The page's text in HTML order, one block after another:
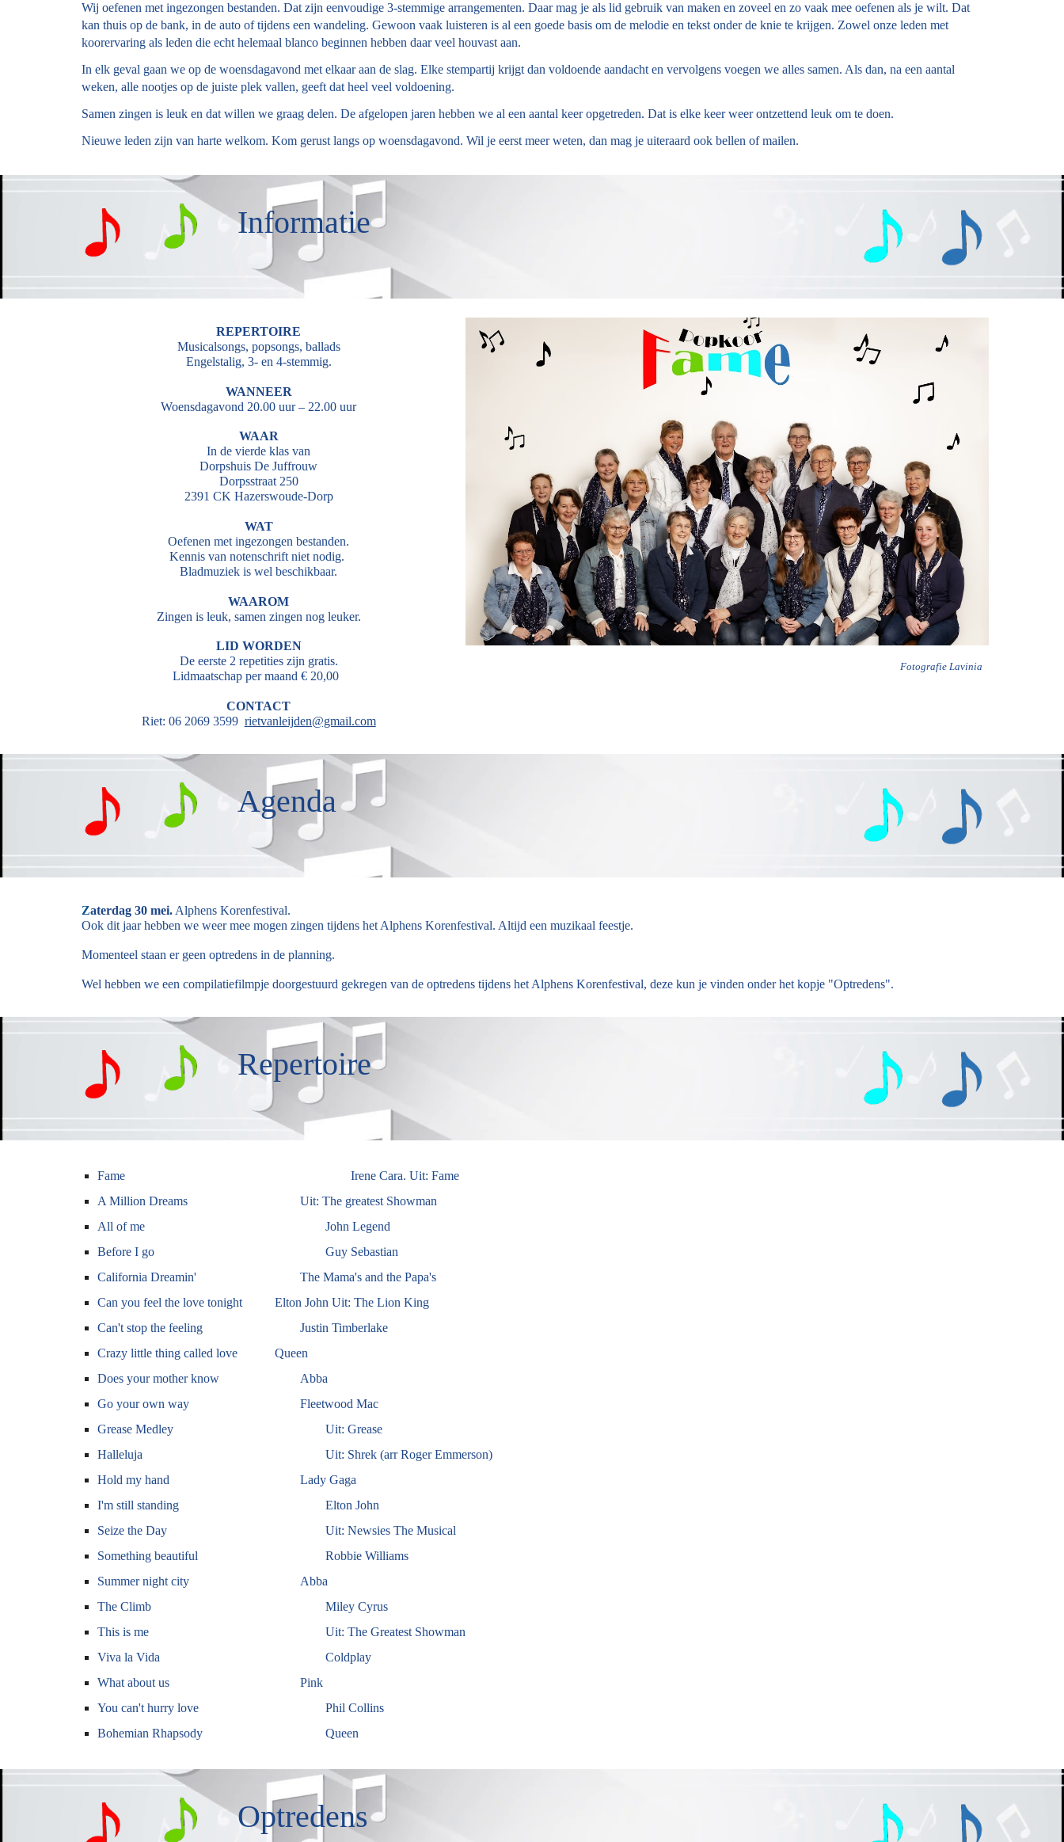
Wij oefenen met ingezongen bestanden. Dat zijn eenvoudige 3-stemmige arrangementen. Daar mag je als lid gebruik van maken en zoveel en zo vaak mee oefenen als je wilt. Dat
kan thuis op de bank, in de auto of tijdens een wandeling. Gewoon vaak luisteren is al een goede basis om de melodie en tekst onder de knie te krijgen. Zowel onze leden met
koorervaring als leden die echt helemaal blanco beginnen hebben daar veel houvast aan.
In elk geval gaan we op de woensdagavond met elkaar aan de slag. Elke stempartij krijgt dan voldoende aandacht en vervolgens voegen we alles samen. Als dan, na een aantal
weken, alle nootjes op de juiste plek vallen, geeft dat heel veel voldoening.
Samen zingen is leuk en dat willen we graag delen. De afgelopen jaren hebben we al een aantal keer opgetreden. Dat is elke keer weer ontzettend leuk om te doen.
Nieuwe leden zijn van harte welkom. Kom gerust langs op woensdagavond. Wil je eerst meer weten, dan mag je uiteraard ook bellen of mailen.
Informatie
REPERTOIRE
Musicalsongs, popsongs, ballads
Engelstalig, 3- en 4-stemmig.
WANNEER
Woensdagavond 20.00 uur – 22.00 uur
WAAR
In de vierde klas van
Dorpshuis De Juffrouw
Dorpsstraat 250
2391 CK Hazerswoude-Dorp
WAT
Oefenen met ingezongen bestanden.
Kennis van notenschrift niet nodig.
Bladmuziek is wel beschikbaar.
WAAROM
Zingen is leuk, samen zingen nog leuker.
LID WORDEN
De eerste 2 repetities zijn gratis.
Lidmaatschap per maand € 20,00
CONTACT
Riet: 06 2069 3599 rietvanleijden@gmail.com
Fotografie Lavinia
Agenda
Zaterdag 30 mei.Alphens Korenfestival.
Ook dit jaar hebben we weer mee mogen zingen tijdens het Alphens Korenfestival. Altijd een muzikaal feestje.
Momenteel staan er geen optredens in de planning.
Wel hebben we een compilatiefilmpje doorgestuurd gekregen van de optredens tijdens het Alphens Korenfestival, deze kun je vinden onder het kopje "Optredens".
Repertoire
Fame
Irene Cara. Uit: Fame
A Million Dreams
Uit: The greatest Showman
All of me
John Legend
Before I go
Guy Sebastian
California Dreamin'
The Mama's and the Papa's
Can you feel the love tonight
Elton John Uit: The Lion King
Can't stop the feeling
Justin Timberlake
Crazy little thing called love
Queen
Does your mother know
Abba
Go your own way
Fleetwood Mac
Grease Medley
Uit: Grease
Halleluja
Uit: Shrek (arr Roger Emmerson)
Hold my hand
Lady Gaga
I'm still standing
Elton John
Seize the Day
Uit: Newsies The Musical
Something beautiful
Robbie Williams
Summer night city
Abba
The Climb
Miley Cyrus
This is me
Uit: The Greatest Showman
Viva la Vida
Coldplay
What about us
Pink
You can't hurry love
Phil Collins
Bohemian Rhapsody
Queen
Optredens